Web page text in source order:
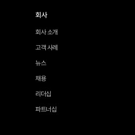
회사
회사 소개
고객 사례
뉴스
채용
리더십
파트너십